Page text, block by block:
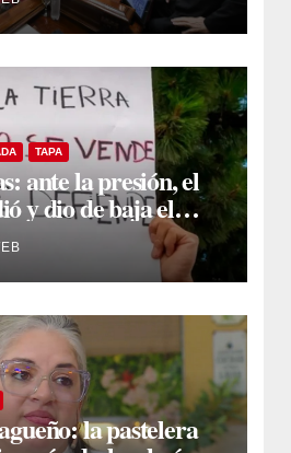
TAPA
ante la presión, el
y dio de baja el
la pastelera